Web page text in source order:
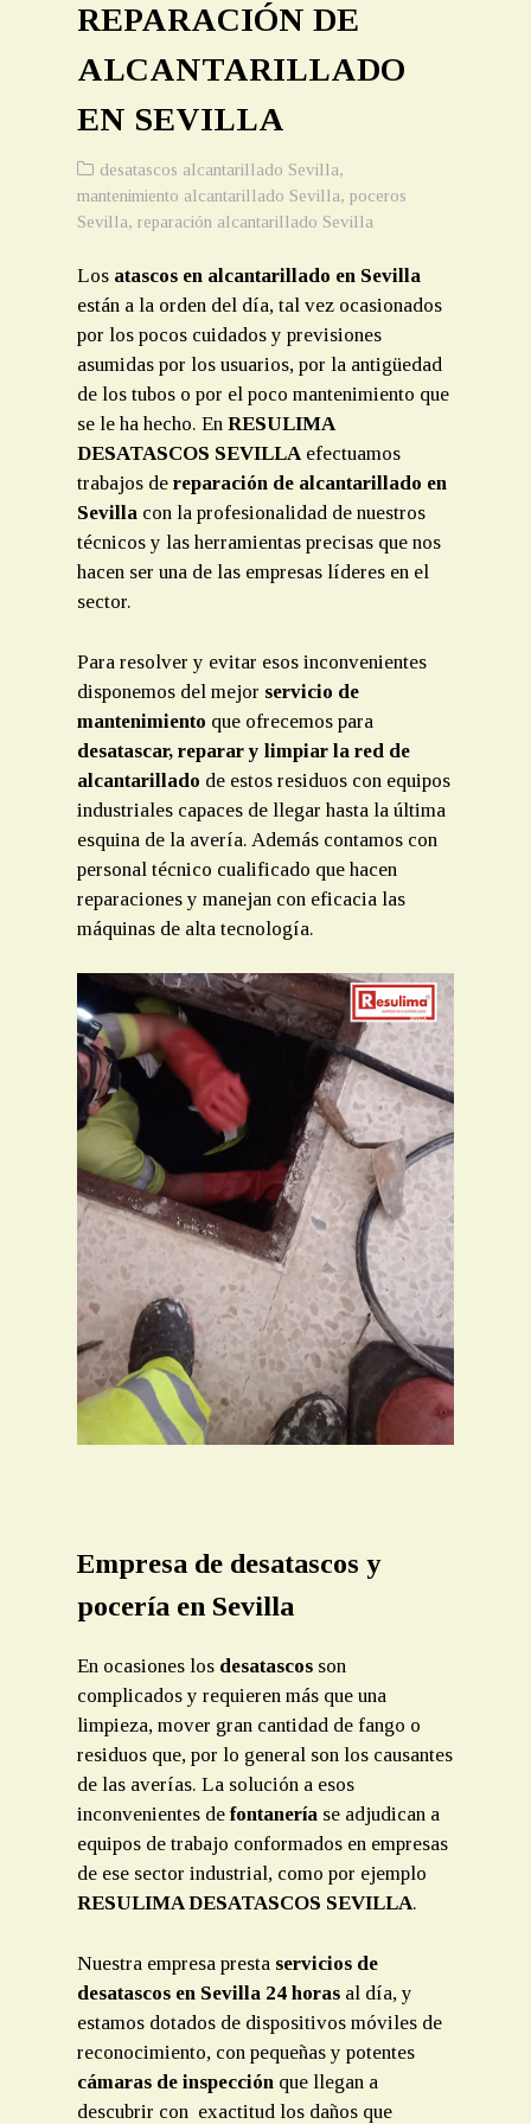
LIMPIEZA TUBERIAS SEVILLA
LIMPIEZA FOSAS SEPTICAS
LOCALIZACION ARQUETAS OCULTAS
INSPECCION TUBERIAS CAMARAS TV SEVILLA
REPARACIÓN DE
ALCANTARILLADO
EN SEVILLA
desatascos alcantarillado Sevilla,
mantenimiento alcantarillado Sevilla, poceros
Sevilla, reparación alcantarillado Sevilla
Los atascos en alcantarillado en Sevilla
están a la orden del día, tal vez ocasionados
por los pocos cuidados y previsiones
asumidas por los usuarios, por la antigüedad
de los tubos o por el poco mantenimiento que
se le ha hecho. En RESULIMA
DESATASCOS SEVILLAefectuamos
trabajos de reparación de alcantarillado en
Sevilla con la profesionalidad de nuestros
técnicos y las herramientas precisas que nos
hacen ser una de las empresas líderes en el
sector.
Para resolver y evitar esos inconvenientes
disponemos del mejor servicio de
mantenimiento que ofrecemos para
desatascar, reparar y limpiar la red de
alcantarillado de estos residuos con equipos
industriales capaces de llegar hasta la última
esquina de la avería. Además contamos con
personal técnico cualificado que hacen
reparaciones y manejan con eficacia las
máquinas de alta tecnología.
Empresa de desatascos y
pocería en Sevilla
En ocasiones los desatascos son
complicados y requieren más que una
limpieza, mover gran cantidad de fango o
residuos que, por lo general son los causantes
de las averías. La solución a esos
inconvenientes defontanería se adjudican a
equipos de trabajo conformados en empresas
de ese sector industrial, como por ejemplo
RESULIMA DESATASCOS SEVILLA.
Nuestra empresa presta servicios de
desatascos en Sevilla 24 horas al día, y
estamos dotados de dispositivos móviles de
reconocimiento, con pequeñas y potentes
cámaras de inspección que llegan a
descubrir con exactitud los daños que